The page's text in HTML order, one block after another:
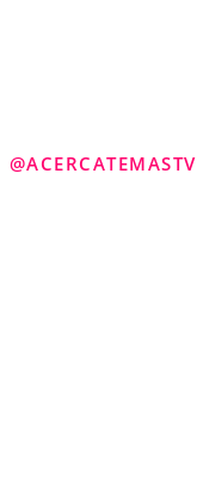
@ACERCATEMASTV